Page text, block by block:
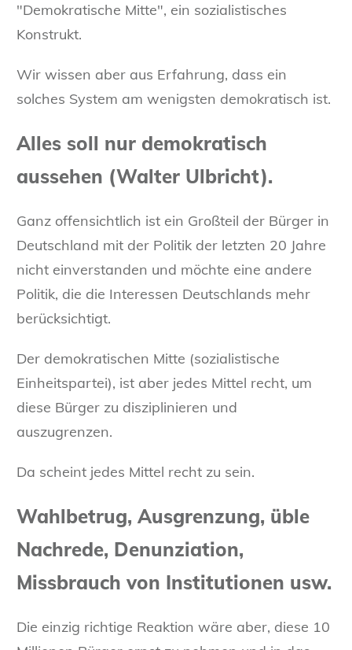
"Demokratische Mitte", ein sozialistisches
Konstrukt.
Wir wissen aber aus Erfahrung, dass ein
solches System am wenigsten demokratisch ist.
Alles soll nur demokratisch
aussehen (Walter Ulbricht).
Ganz offensichtlich ist ein Großteil der Bürger in
Deutschland mit der Politik der letzten 20 Jahre
nicht einverstanden und möchte eine andere
Politik, die die Interessen Deutschlands mehr
berücksichtigt.
Der demokratischen Mitte (sozialistische
Einheitspartei), ist aber jedes Mittel recht, um
diese Bürger zu disziplinieren und
auszugrenzen.
Da scheint jedes Mittel recht zu sein.
Wahlbetrug, Ausgrenzung, üble
Nachrede, Denunziation,
Missbrauch von Institutionen usw.
Die einzig richtige Reaktion wäre aber, diese 10